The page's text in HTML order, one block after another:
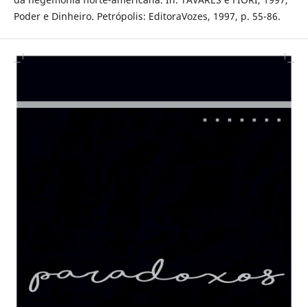
Poder e Dinheiro. Petrópolis: EditoraVozes, 1997, p. 55-86.